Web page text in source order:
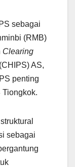
sebagai
(RMB)
Clearing
(CHIPS) AS,
penting
sebagai